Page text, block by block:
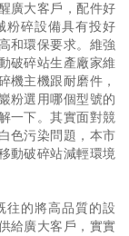
廣大客戶，配件好
粉碎設備具有投好
和環保要求。維強
破碎站生產廠家維
機主機跟耐磨件，
粉選用哪個型號的
一下。其實面對競
色污染問題，本市
動破碎站減輕環境
往的將高品質的設
給廣大客戶，實實